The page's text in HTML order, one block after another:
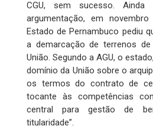
CGU, sem sucesso.
argumentação, em
Estado de Pernambuco pediu
a demarcação de terrenos
União. Segundo a AGU, o
domínio da União sobre o
os termos do contrato de
tocante às competências
central para gestão de
titularidade”.